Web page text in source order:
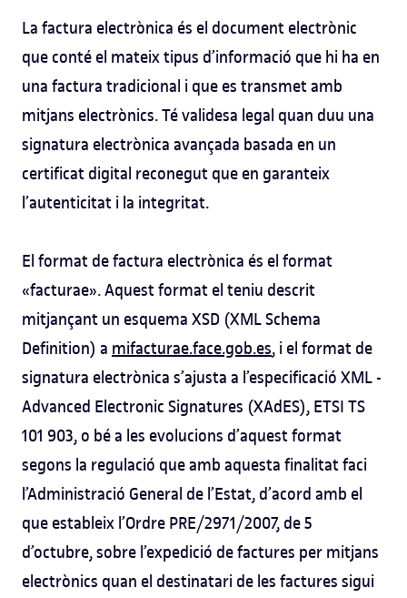
La factura electrònica és el document electrònic
que conté el mateix tipus d’informació que hi ha en
una factura tradicional i que es transmet amb
mitjans electrònics. Té validesa legal quan duu una
signatura electrònica avançada basada en un
certificat digital reconegut que en garanteix
l’autenticitat i la integritat.
El format de factura electrònica és el format
«facturae». Aquest format el teniu descrit
mitjançant un esquema XSD (XML Schema
Definition) a mifacturae.face.gob.es, i el format de
signatura electrònica s’ajusta a l’especificació XML -
Advanced Electronic Signatures (XAdES), ETSI TS
101 903, o bé a les evolucions d’aquest format
segons la regulació que amb aquesta finalitat faci
l’Administració General de l’Estat, d’acord amb el
que estableix l’Ordre PRE/2971/2007, de 5
d’octubre, sobre l’expedició de factures per mitjans
electrònics quan el destinatari de les factures sigui